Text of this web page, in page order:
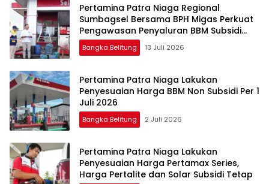
Pertamina Patra Niaga Regional
Sumbagsel Bersama BPH Migas Perkuat
Pengawasan Penyaluran BBM Subsidi
bagi Nelayan melalui Aplikasi XSTAR
Bangka Belitung 13 Juli 2026
Pertamina Patra Niaga Lakukan
Penyesuaian Harga BBM Non Subsidi Per 1
Juli 2026
Bangka Belitung 2 Juli 2026
Pertamina Patra Niaga Lakukan
Penyesuaian Harga Pertamax Series,
Harga Pertalite dan Solar Subsidi Tetap